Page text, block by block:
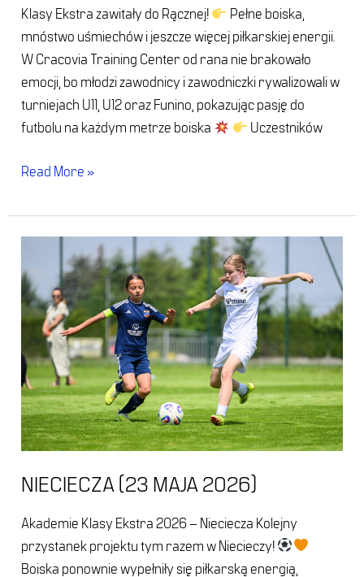
Klasy Ekstra zawitały do Rącznej!
Pełne boiska,
mnóstwo uśmiechów i jeszcze więcej piłkarskiej energii.
W Cracovia Training Center od rana nie brakowało
emocji, bo młodzi zawodnicy i zawodniczki rywalizowali w
turniejach U11, U12 oraz Funino, pokazując pasję do
futbolu na każdym metrze boiska
Uczestników
Read More »
NIECIECZA (23 MAJA 2026)
Akademie Klasy Ekstra 2026 – Nieciecza Kolejny
przystanek projektu tym razem w Niecieczy!
Boiska ponownie wypełniły się piłkarską energią,
(23
maja
2026)